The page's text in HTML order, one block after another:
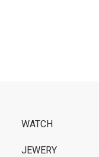
WATCH
JEWERY